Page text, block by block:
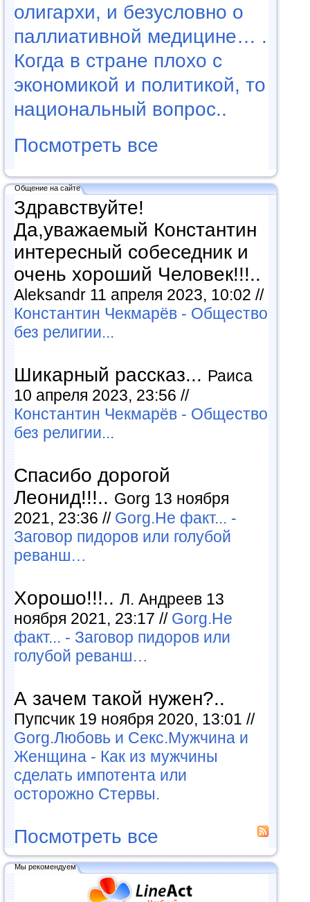
олигархи, и безусловно о
паллиативной медицине… .
Когда в стране плохо с
экономикой и политикой, то
национальный вопрос..
Посмотреть все
Общение на сайте
Здравствуйте!
Да,уважаемый Константин
интересный собеседник и
очень хороший Человек!!!..
Aleksandr 11 апреля 2023, 10:02 //
Константин Чекмарёв - Общество
без религии...
Шикарный рассказ... Раиса
10 апреля 2023, 23:56 //
Константин Чекмарёв - Общество
без религии...
Спасибо дорогой
Леонид!!!.. Gorg 13 ноября
2021, 23:36 // Gorg.Не факт... -
Заговор пидоров или голубой
реванш…
Хорошо!!!.. Л. Андреев 13
ноября 2021, 23:17 // Gorg.Не
факт... - Заговор пидоров или
голубой реванш…
А зачем такой нужен?..
Пупсчик 19 ноября 2020, 13:01 //
Gorg.Любовь и Секс.Мужчина и
Женщина - Как из мужчины
сделать импотента или
осторожно Стервы.
Посмотреть все
Мы рекомендуем